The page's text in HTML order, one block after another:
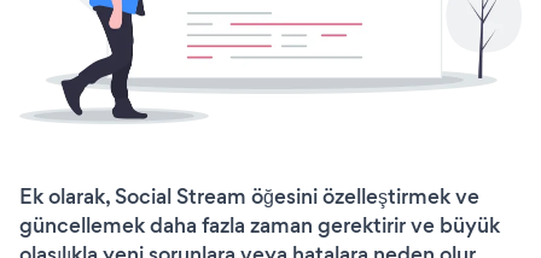
Ek olarak, Social Stream öğesini özelleştirmek ve
güncellemek daha fazla zaman gerektirir ve büyük